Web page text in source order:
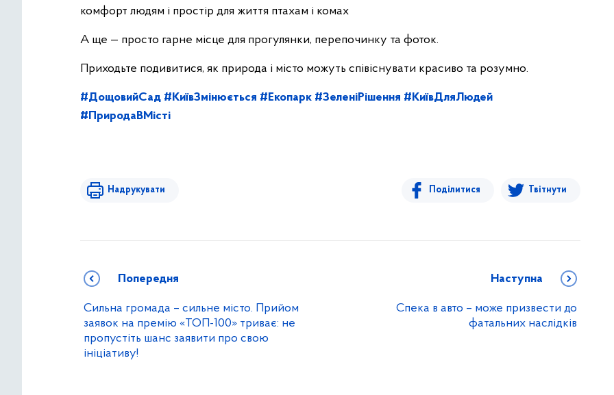
комфорт людям і простір для життя птахам і комах
А ще — просто гарне місце для прогулянки, перепочинку та фоток.
Приходьте подивитися, як природа і місто можуть співіснувати красиво та розумно.
#ДощовийСад #КиївЗмінюється #Екопарк #ЗеленіРішення #КиївДляЛюдей
#ПриродаВМісті
Надрукувати Поділитися Твітнути
Попередня
Сильна громада – сильне місто. Прийом
заявок на премію «ТОП-100» триває: не
пропустіть шанс заявити про свою
ініціативу!
Наступна
Спека в авто – може призвести до
фатальних наслідків